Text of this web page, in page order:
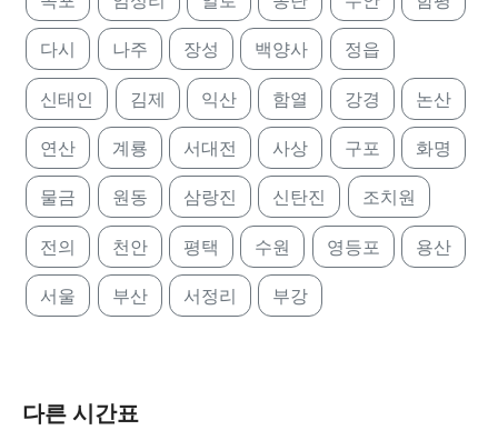
다시 나주 장성 백양사 정읍
신태인 김제 익산 함열 강경 논산
연산 계룡 서대전 사상 구포 화명
물금 원동 삼랑진 신탄진 조치원
전의 천안 평택 수원 영등포 용산
서울 부산 서정리 부강
다른 시간표